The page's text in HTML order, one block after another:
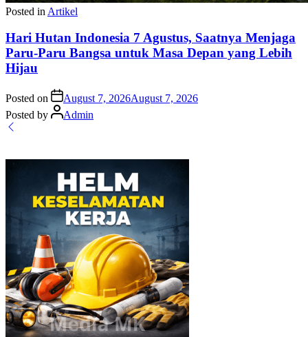
Posted in Artikel
Hari Hutan Indonesia 7 Agustus, Saatnya Menjaga
Paru-Paru Bangsa untuk Masa Depan yang Lebih
Hijau
Posted on August 7, 2026August 7, 2026
Posted by
Admin